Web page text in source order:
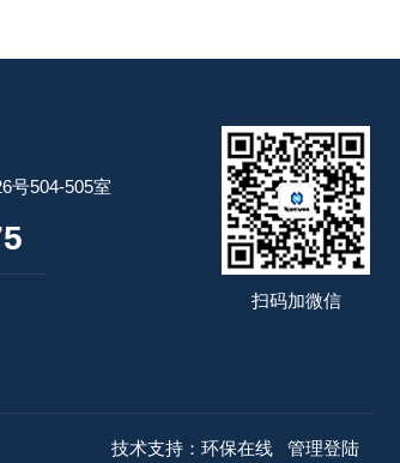
号504-505室
扫码加微信
技术支持： 环保在线 管理登陆